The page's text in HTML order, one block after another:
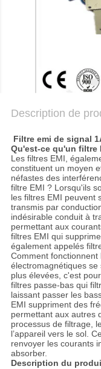
Description de
Filtre emi de signal
Qu'est-ce qu'un filtre
Les filtres EMI,
constituent un moyen
néfastes des
filtre EMI ? Lorsqu'ils
les filtres EMI peuvent
transmis par
indésirable conduit à
permettant aux
filtres EMI qui
également appelés
Comment
électromagnétiques
plus élevées, c'est
filtres passe-bas qui
laissant passer les
EMI suppriment des
permettant aux autres
processus de filtrage,
l’appareil vers le sol.
renvoyer les courants
absorber.
Description du